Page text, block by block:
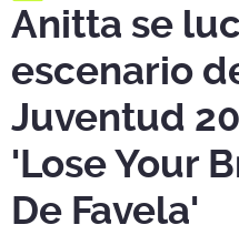
Anitta se
escenario
Juventud
'Lose Your
De Favela'